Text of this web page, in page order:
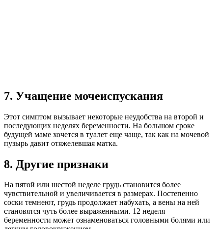
7. Учащение мочеиспускания
Этот симптом вызывает некоторые неудобства на второй и
последующих неделях беременности. На большом сроке
будущей маме хочется в туалет еще чаще, так как на мочевой
пузырь давит отяжелевшая матка.
8. Другие признаки
На пятой или шестой неделе грудь становится более
чувствительной и увеличивается в размерах. Постепенно
соски темнеют, грудь продолжает набухать, а вены на ней
становятся чуть более выраженными. 12 неделя
беременности может ознаменоваться головными болями или